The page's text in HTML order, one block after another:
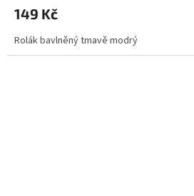
149 Kč
Rolák bavlněný tmavě modrý